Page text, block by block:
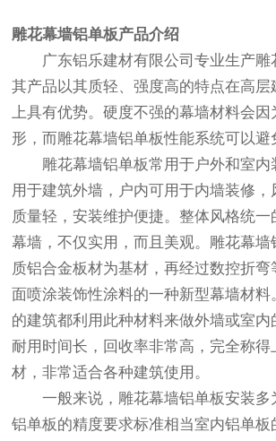
雕花幕墙铝单板产品介绍
广东铝乐建材有限公司专业生产雕
其产品以其质轻、强度高的特点在高层
上具有优势。硬度不强的幕墙材料会因
形，而雕花幕墙铝单板性能系统可以避
雕花幕墙铝单板常用于户外和室内
用于建筑外墙，户内可用于内墙装修，
质量轻，安装维护便捷。整体风格统
幕墙，不仅实用，而且美观。雕花幕墙
质铝合金板材为基材，再经过数控折弯
面喷涂装饰性涂料的一种新型幕墙材料
的建筑都利用此种材料来做外墙或室
耐用时间长，回收率非常高，完全称得
材，非常适合各种建筑使用。
一般来说，雕花幕墙铝单板安装多
铝单板的精度要求标准相当室内铝单板